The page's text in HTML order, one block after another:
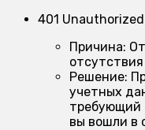
401 Unauthorized
Причина:
Решение:
учетных
требующий
вы вошли в